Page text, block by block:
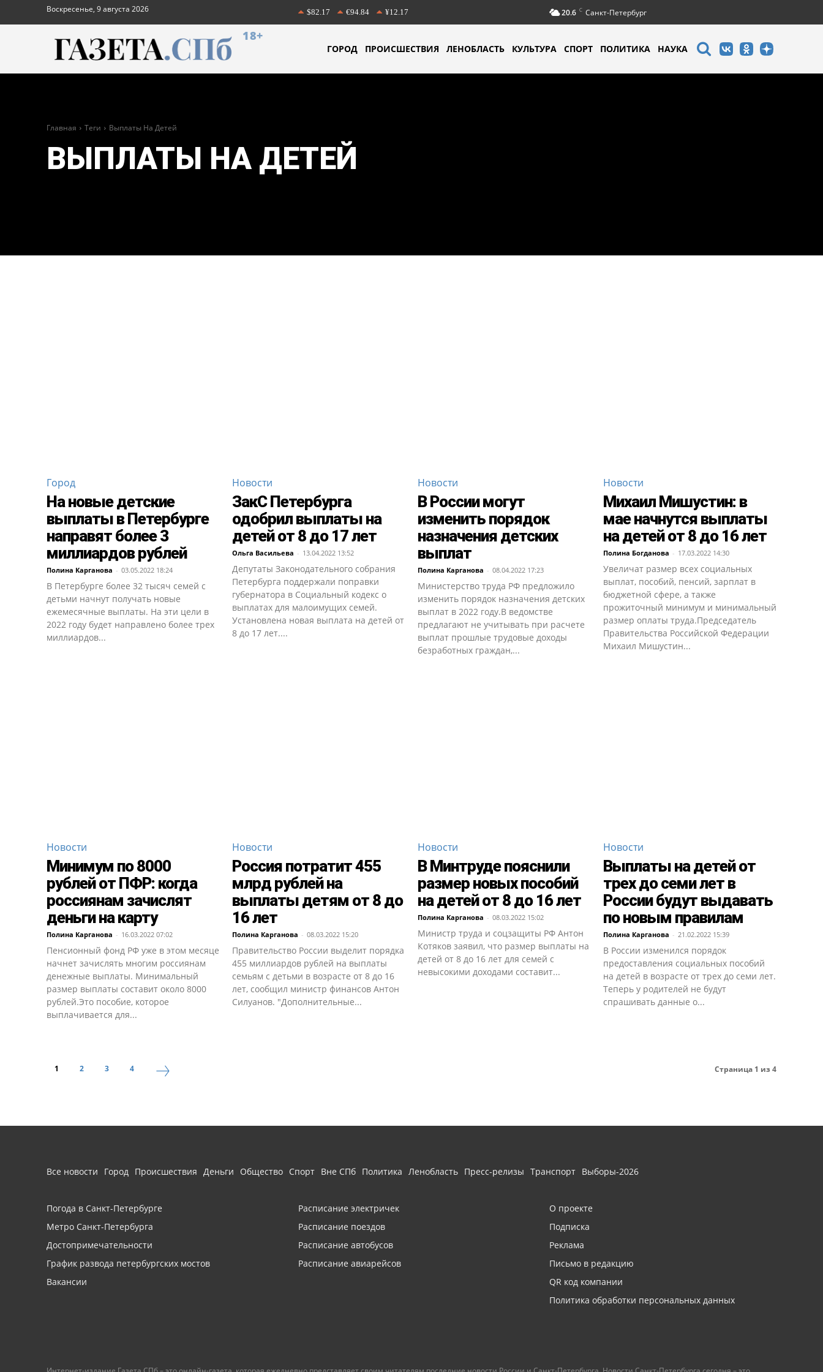
Воскресенье, 9 августа 2026 $82.17 €94.84 ¥12.17 20.6 C Санкт-Петербург
18+
ГОРОД ПРОИСШЕСТВИЯ ЛЕНОБЛАСТЬ КУЛЬТУРА СПОРТ ПОЛИТИКА НАУКА
Главная Теги Выплаты На Детей
ВЫПЛАТЫ НА ДЕТЕЙ
Город
На новые детские
выплаты в Петербурге
направят более 3
миллиардов рублей
Полина Карганова - 03.05.2022 18:24
В Петербурге более 32 тысяч семей с
детьми начнут получать новые
ежемесячные выплаты. На эти цели в
2022 году будет направлено более трех
миллиардов...
Новости
ЗакС Петербурга
одобрил выплаты на
детей от 8 до 17 лет
Ольга Васильева - 13.04.2022 13:52
Депутаты Законодательного собрания
Петербурга поддержали поправки
губернатора в Социальный кодекс о
выплатах для малоимущих семей.
Установлена новая выплата на детей от
8 до 17 лет....
Новости
В России могут
изменить порядок
назначения детских
выплат
Полина Карганова - 08.04.2022 17:23
Министерство труда РФ предложило
изменить порядок назначения детских
выплат в 2022 году.В ведомстве
предлагают не учитывать при расчете
выплат прошлые трудовые доходы
безработных граждан,...
Новости
Михаил Мишустин: в
мае начнутся выплаты
на детей от 8 до 16 лет
Полина Богданова - 17.03.2022 14:30
Увеличат размер всех социальных
выплат, пособий, пенсий, зарплат в
бюджетной сфере, а также
прожиточный минимум и минимальный
размер оплаты труда.Председатель
Правительства Российской Федерации
Михаил Мишустин...
Новости
Минимум по 8000
рублей от ПФР: когда
россиянам зачислят
деньги на карту
Полина Карганова - 16.03.2022 07:02
Пенсионный фонд РФ уже в этом месяце
начнет зачислять многим россиянам
денежные выплаты. Минимальный
размер выплаты составит около 8000
рублей.Это пособие, которое
выплачивается для...
Новости
Россия потратит 455
млрд рублей на
выплаты детям от 8 до
16 лет
Полина Карганова - 08.03.2022 15:20
Правительство России выделит порядка
455 миллиардов рублей на выплаты
семьям с детьми в возрасте от 8 до 16
лет, сообщил министр финансов Антон
Силуанов. "Дополнительные...
Новости
В Минтруде пояснили
размер новых пособий
на детей от 8 до 16 лет
Полина Карганова - 08.03.2022 15:02
Министр труда и соцзащиты РФ Антон
Котяков заявил, что размер выплаты на
детей от 8 до 16 лет для семей с
невысокими доходами составит...
Новости
Выплаты на детей от
трех до семи лет в
России будут выдавать
по новым правилам
Полина Карганова - 21.02.2022 15:39
В России изменился порядок
предоставления социальных пособий
на детей в возрасте от трех до семи лет.
Теперь у родителей не будут
спрашивать данные о...
1 2 3 4 Страница 1 из 4
Все новости Город Происшествия Деньги Общество Спорт Вне СПб Политика Ленобласть Пресс-релизы Транспорт Выборы-2026
Погода в Санкт-Петербурге
Метро Санкт-Петербурга
Достопримечательности
График развода петербургских мостов
Вакансии
Расписание электричек
Расписание поездов
Расписание автобусов
Расписание авиарейсов
О проекте
Подписка
Реклама
Письмо в редакцию
QR код компании
Политика обработки персональных данных